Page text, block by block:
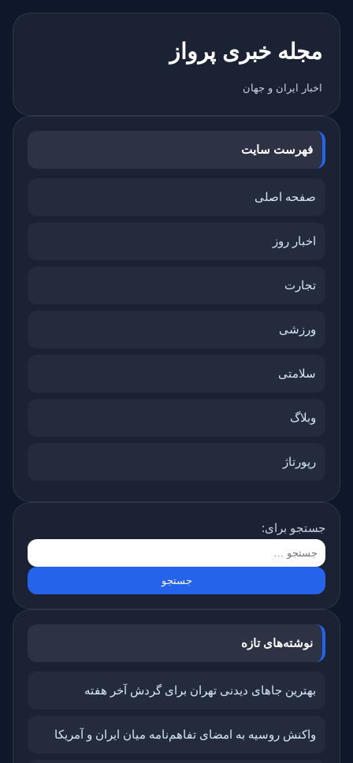
مجله خبری پرواز
اخبار ایران و جهان
فهرست سایت
صفحه اصلی
اخبار روز
تجارت
ورزشی
سلامتی
وبلاگ
رپورتاژ
جستجو برای:
نوشته‌های تازه
بهترین جاهای دیدنی تهران برای گردش آخر هفته
واکنش روسیه به امضای تفاهم‌نامه میان ایران و آمریکا